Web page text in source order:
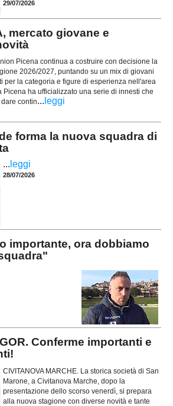
29/07/2026
mercato giovane e
Picena continua a costruire con decisione la
2026/2027, puntando su un mix di giovani
per la categoria e figure di esperienza nell'area
Picena ha ufficializzato una serie di innesti che
contin... leggi
forma la nuova squadra di
... leggi
28/07/2026
importante, ora dobbiamo
Conferme importanti e
CIVITANOVA MARCHE. La storica società di San
Marone, a Civitanova Marche, dopo la
presentazione dello scorso venerdì, si prepara
alla nuova stagione con diverse novità e tante